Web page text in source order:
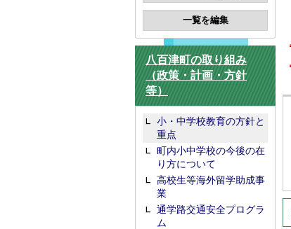
八百津町の取り組み
（政策・計画・方針
等）
小・中学校教育の方針と
重点
町内小中学校の今後の在
り方について
高校生等海外留学助成事
業
通学路交通安全プログラ
ム